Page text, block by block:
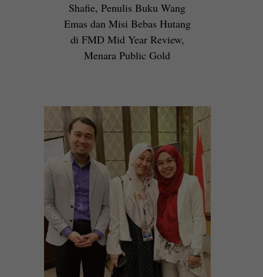
Shafie, Penulis Buku Wang
Emas dan Misi Bebas Hutang
di FMD Mid Year Review,
Menara Public Gold